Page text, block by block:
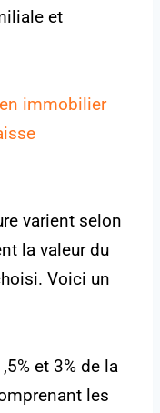
et
immobilier
varient selon
la valeur du
Voici un
et 3% de la
les